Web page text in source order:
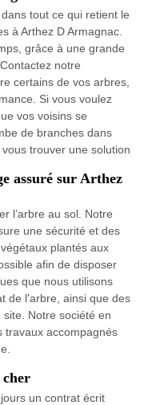
tout ce qui retient le
à Arthez D Armagnac.
grâce à une grande
notre
certains de vos arbres,
Si vous voulez
vos voisins se
de branches dans
trouver une solution
assuré sur Arthez
l’arbre au sol. Notre
une sécurité et des
plantés aux
afin de disposer
que nous utilisons
de l'arbre, ainsi que des
Notre société en
travaux accompagnés
cher
un contrat écrit